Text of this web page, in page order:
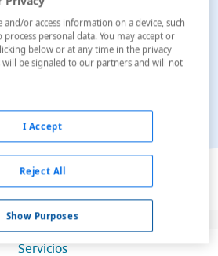
en el mapa
Servicios
or access information on a device, such
personal data. You may accept or
below or at any time in the privacy
will be signaled to our partners and will not
Show Purposes
Reject All
I Accept